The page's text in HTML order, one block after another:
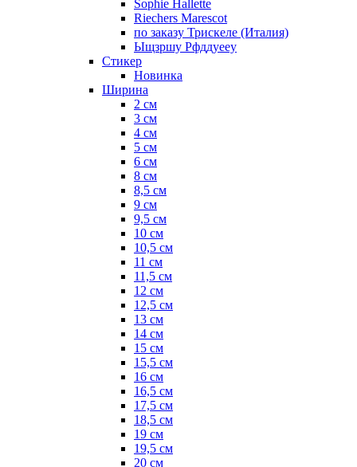
Sophie Hallette
Riechers Marescot
по заказу Трискеле (Италия)
Ыщзршу Рфддуееу
Стикер
Новинка
Ширина
2 см
3 см
4 см
5 см
6 см
8 см
8,5 см
9 см
9,5 см
10 см
10,5 см
11 см
11,5 см
12 см
12,5 см
13 см
14 см
15 см
15,5 см
16 см
16,5 см
17,5 см
18,5 см
19 см
19,5 см
20 см